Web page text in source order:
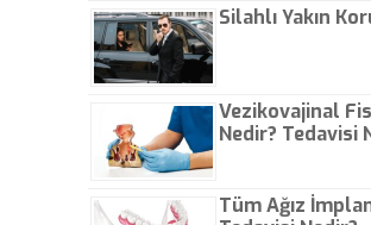
Silahlı Yakın
Vezikovajinal
Nedir? Tedavisi
Tüm Ağız